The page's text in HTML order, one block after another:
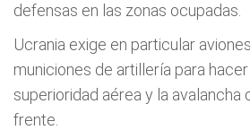
defensas en las zonas ocupadas.
Ucrania exige en particular
municiones de artillería para
superioridad aérea y la avalancha
frente.